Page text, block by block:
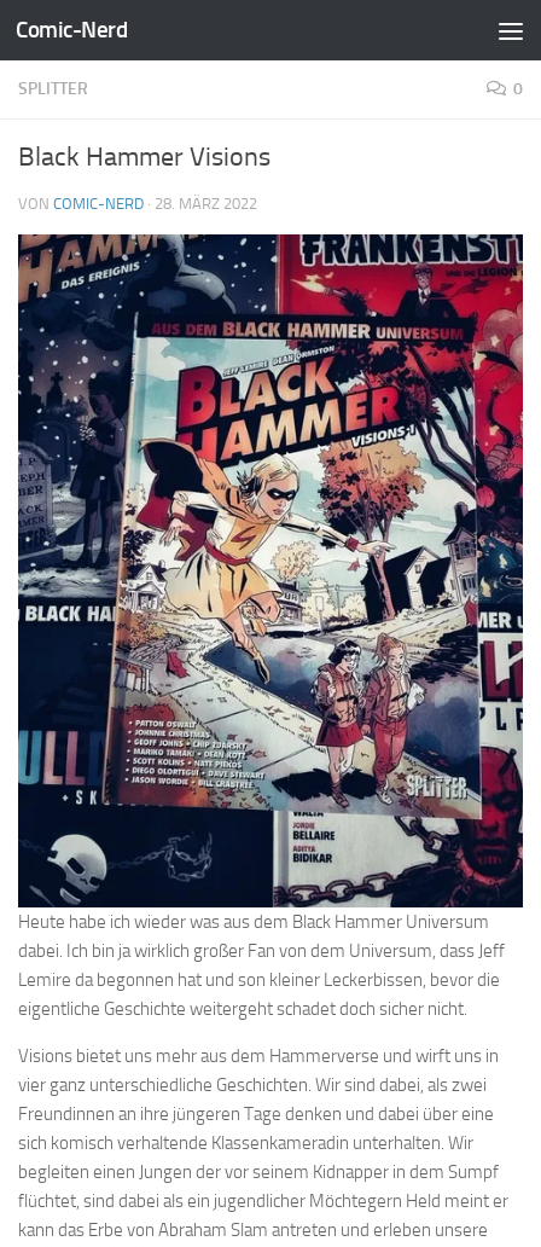
Zum Inhalt springen
Comic-Nerd
SPLITTER 0
Black Hammer Visions
VON COMIC-NERD · 28. MÄRZ 2022
Heute habe ich wieder was aus dem Black Hammer Universum
dabei. Ich bin ja wirklich großer Fan von dem Universum, dass Jeff
Lemire da begonnen hat und son kleiner Leckerbissen, bevor die
eigentliche Geschichte weitergeht schadet doch sicher nicht.
Visions bietet uns mehr aus dem Hammerverse und wirft uns in
vier ganz unterschiedliche Geschichten. Wir sind dabei, als zwei
Freundinnen an ihre jüngeren Tage denken und dabei über eine
sich komisch verhaltende Klassenkameradin unterhalten. Wir
begleiten einen Jungen der vor seinem Kidnapper in dem Sumpf
flüchtet, sind dabei als ein jugendlicher Möchtegern Held meint er
kann das Erbe von Abraham Slam antreten und erleben unsere